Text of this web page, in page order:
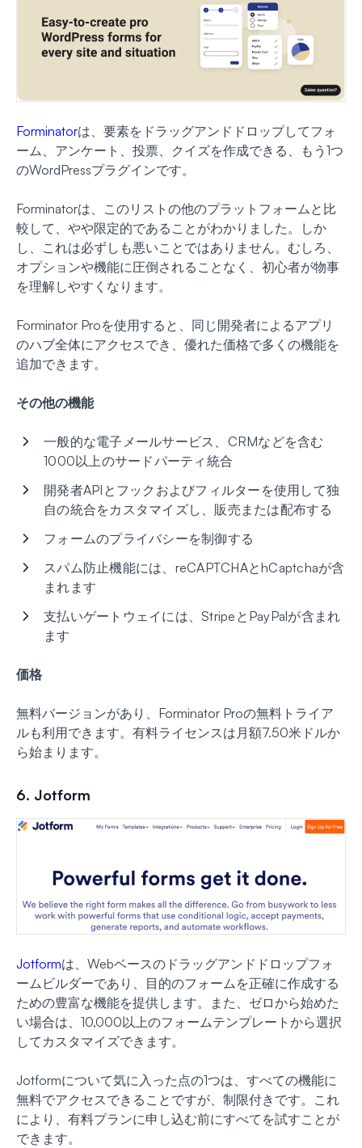
Forminatorは、要素をドラッグアンドドロップしてフォ
ーム、アンケート、投票、クイズを作成できる、もう1つ
のWordPressプラグインです。
Forminatorは、このリストの他のプラットフォームと比
較して、やや限定的であることがわかりました。しか
し、これは必ずしも悪いことではありません。むしろ、
オプションや機能に圧倒されることなく、初心者が物事
を理解しやすくなります。
Forminator Proを使用すると、同じ開発者によるアプリ
のハブ全体にアクセスでき、優れた価格で多くの機能を
追加できます。
その他の機能
一般的な電子メールサービス、CRMなどを含む
1000以上のサードパーティ統合
開発者APIとフックおよびフィルターを使用して独
自の統合をカスタマイズし、販売または配布する
フォームのプライバシーを制御する
スパム防止機能には、reCAPTCHAとhCaptchaが含
まれます
支払いゲートウェイには、StripeとPayPalが含まれ
ます
価格
無料バージョンがあり、Forminator Proの無料トライア
ルも利用できます。有料ライセンスは月額7.50米ドルか
ら始まります。
6. Jotform
Jotformは、Webベースのドラッグアンドドロップフォ
ームビルダーであり、目的のフォームを正確に作成する
ための豊富な機能を提供します。また、ゼロから始めた
い場合は、10,000以上のフォームテンプレートから選択
してカスタマイズできます。
Jotformについて気に入った点の1つは、すべての機能に
無料でアクセスできることですが、制限付きです。これ
により、有料プランに申し込む前にすべてを試すことが
できます。